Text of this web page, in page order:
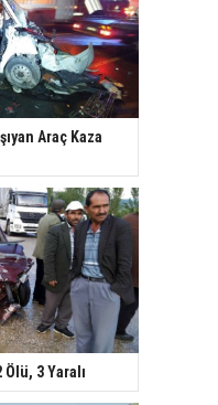
Araç Kaza
Ölü, 3 Yaralı